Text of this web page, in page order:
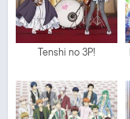
Tenshi no 3P!